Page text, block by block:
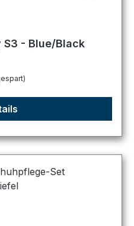
von 5 von 5 Sternen
S3 - Blue/Black